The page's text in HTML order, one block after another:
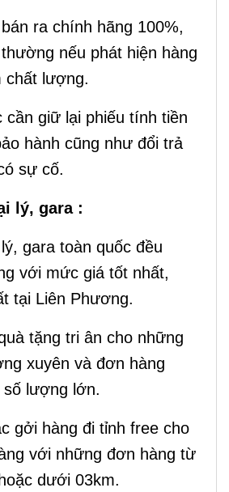
ra chính hãng 100%,
nếu phát hiện hàng
chất lượng.
cần giữ lại phiếu tính tiền
hành cũng như đổi trả
sự cố.
lý, gara :
gara toàn quốc đều
với mức giá tốt nhất,
tại Liên Phương.
tặng tri ân cho những
xuyên và đơn hàng
số lượng lớn.
gởi hàng đi tỉnh free cho
với những đơn hàng từ
dưới 03km.